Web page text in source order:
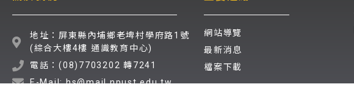
地址：屏東縣內埔鄉老埤村學府路1號
(綜合大樓4樓 通識教育中心)
電話：(08)7703202 轉7241
E-Mail: hs@mail.npust.edu.tw
網站導覽
最新消息
檔案下載